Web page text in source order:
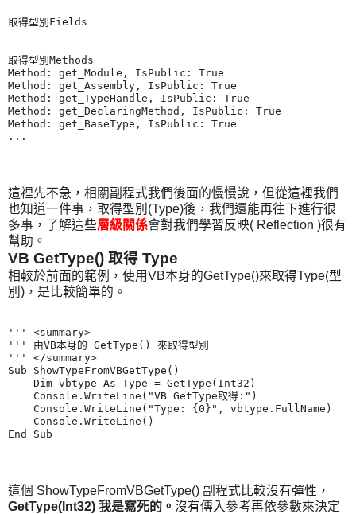
取得型別Fields
取得型別Methods
Method: get_Module, IsPublic: True
Method: get_Assembly, IsPublic: True
Method: get_TypeHandle, IsPublic: True
Method: get_DeclaringMethod, IsPublic: True
Method: get_BaseType, IsPublic: True
這裡先不急，相關副程式我們後面的慢慢說，但從這裡我們
也知道一件事，取得型別(Type)後，我們還能再往下進行很
多事，了解這些層級關係會對我們學習反映( Reflection )很有
幫助。
VB GetType() 取得 Type
相較於前面的範例，使用VB本身的GetType()來取得Type(型
別)，是比較簡單的。
''' <summary>
''' 由VB本身的 GetType() 來取得型別
''' </summary>
Sub ShowTypeFromVBGetType()
    Dim vbtype As Type = GetType(Int32)
    Console.WriteLine("VB GetType取得:")
    Console.WriteLine("Type: {0}", vbtype.FullName)
    Console.WriteLine()
這個 ShowTypeFromVBGetType() 副程式比較沒有彈性，
GetType(Int32) 我是寫死的。 沒有傳入參考再依參數來決定